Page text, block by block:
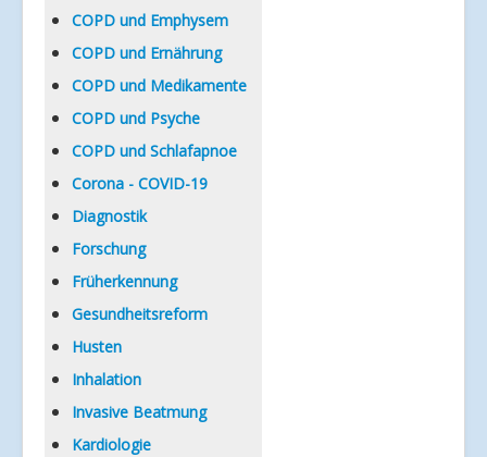
COPD und Emphysem
COPD und Ernährung
COPD und Medikamente
COPD und Psyche
COPD und Schlafapnoe
Corona - COVID-19
Diagnostik
Forschung
Früherkennung
Gesundheitsreform
Husten
Inhalation
Invasive Beatmung
Kardiologie